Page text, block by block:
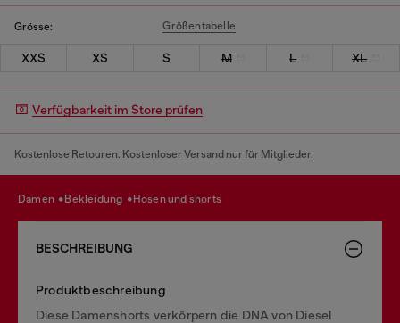
Grösse: Größentabelle
XXS XS S M L XL
Verfügbarkeit im Store prüfen
Kostenlose Retouren. Kostenloser Versand nur für Mitglieder.
damen bekleidung hosen und shorts
BESCHREIBUNG
Produktbeschreibung
Diese Damenshorts verkörpern die DNA von Diesel